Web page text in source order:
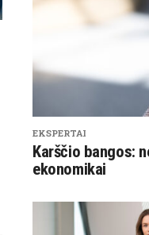
EKSPERTAI
Karščio bangos:
ekonomikai